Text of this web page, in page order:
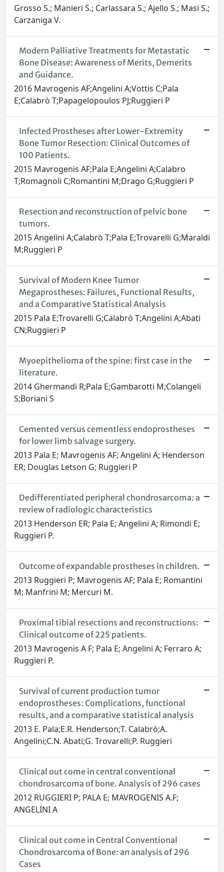
Grosso S.; Manieri S.; Carlassara S.; Ajello S.; Masi S.;
Carzaniga V.
Modern Palliative Treatments for Metastatic
Bone Disease: Awareness of Merits, Demerits
and Guidance.
2016 Mavrogenis AF;Angelini A;Vottis C;Pala
E;Calabrò T;Papagelopoulos PJ;Ruggieri P
Infected Prostheses after Lower-Extremity
Bone Tumor Resection: Clinical Outcomes of
100 Patients.
2015 Mavrogenis AF;Pala E;Angelini A;Calabro
T;Romagnoli C;Romantini M;Drago G;Ruggieri P
Resection and reconstruction of pelvic bone
tumors.
2015 Angelini A;Calabrò T;Pala E;Trovarelli G;Maraldi
M;Ruggieri P
Survival of Modern Knee Tumor
Megaprostheses: Failures, Functional Results,
and a Comparative Statistical Analysis
2015 Pala E;Trovarelli G;Calabrò T;Angelini A;Abati
CN;Ruggieri P
Myoepithelioma of the spine: first case in the
literature.
2014 Ghermandi R;Pala E;Gambarotti M;Colangeli
S;Boriani S
Cemented versus cementless endoprostheses
for lower limb salvage surgery.
2013 Pala E; Mavrogenis AF; Angelini A; Henderson
ER; Douglas Letson G; Ruggieri P
Dedifferentiated peripheral chondrosarcoma: a
review of radiologic characteristics
2013 Henderson ER; Pala E; Angelini A; Rimondi E;
Ruggieri P.
Outcome of expandable prostheses in children.
2013 Ruggieri P; Mavrogenis AF; Pala E; Romantini
M; Manfrini M; Mercuri M.
Proximal tibial resections and reconstructions:
Clinical outcome of 225 patients.
2013 Mavrogenis A F; Pala E; Angelini A; Ferraro A;
Ruggieri P.
Survival of current production tumor
endoprostheses: Complications, functional
results, and a comparative statistical analysis
2013 E. Pala;E.R. Henderson;T. Calabrò;A.
Angelini;C.N. Abati;G. Trovarelli;P. Ruggieri
Clinical out come in central conventional
chondrosarcoma of bone. Analysis of 296 cases
2012 RUGGIERI P; PALA E; MAVROGENIS A.F;
ANGELINI A
Clinical out come in Central Conventional
Chondrosarcoma of Bone: an analysis of 296
Cases